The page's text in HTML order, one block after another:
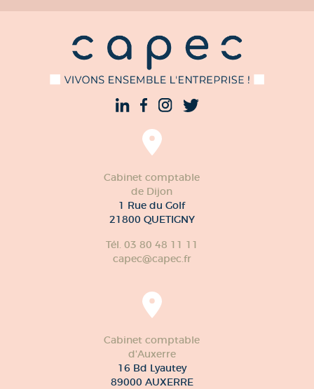
Cabinet comptable
de Dijon
1 Rue du Golf
21800 QUETIGNY
Tél. 03 80 48 11 11
capec@capec.fr
Cabinet comptable
d'Auxerre
16 Bd Lyautey
89000 AUXERRE